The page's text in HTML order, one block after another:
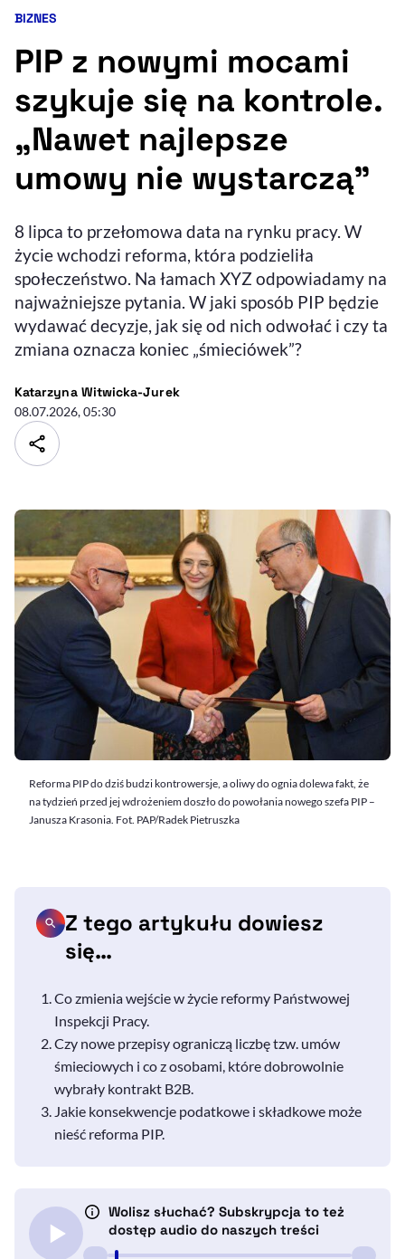
Ułatwienia dostępności wspierają:
Sprawdź, jak i dlaczego zwiększamy dostępność , otwiera się w nowym
Deklaracja dostępności, otwiera się w nowym oknie
Zgłoś problem
, otwiera się w
Kategoria artykułu:
BIZNES
PIP z nowymi mocami
szykuje się na kontrole.
„Nawet najlepsze
umowy nie wystarczą”
8 lipca to przełomowa data na rynku pracy. W
życie wchodzi reforma, która podzieliła
społeczeństwo. Na łamach XYZ odpowiadamy na
najważniejsze pytania. W jaki sposób PIP będzie
wydawać decyzje, jak się od nich odwołać i czy ta
zmiana oznacza koniec „śmieciówek”?
Katarzyna Witwicka-Jurek- autor artykułu - profil
08.07.2026, 05:30
Reforma PIP do dziś budzi kontrowersje, a oliwy do ognia dolewa fakt, że
na tydzień przed jej wdrożeniem doszło do powołania nowego szefa PIP –
Janusza Krasonia. Fot. PAP/Radek Pietruszka
Z tego artykułu dowiesz
się…
Co zmienia wejście w życie reformy Państwowej
Inspekcji Pracy.
Czy nowe przepisy ograniczą liczbę tzw. umów
śmieciowych i co z osobami, które dobrowolnie
wybrały kontrakt B2B.
Jakie konsekwencje podatkowe i składkowe może
nieść reforma PIP.